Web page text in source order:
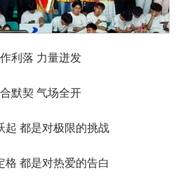
利落 力量迸发
默契 气场全开
起 都是对极限的挑战
格 都是对热爱的告白